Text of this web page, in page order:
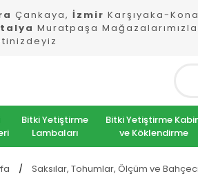
Çankaya, İzmir Karşıyaka-
Muratpaşa Mağazalarımızla
Bitki Yetiştirme
Lambaları
Bitki Yetiştirme
ve Köklendirme
Saksılar, Tohumlar, Ölçüm ve